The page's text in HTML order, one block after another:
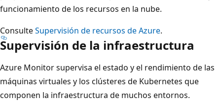
funcionamiento de los recursos en la nube.
ConsulteSupervisión de recursos de Azure.
Supervisión de la infraestructura
Azure Monitor supervisa el estado y el rendimiento de las
máquinas virtuales y los clústeres de Kubernetes que
componen la infraestructura de muchos entornos.